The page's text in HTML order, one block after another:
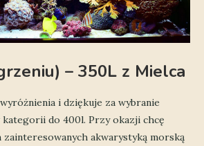
– 350L z Mielca
i dziękuje za wybranie
do 400l. Przy okazji chcę
zainteresowanych akwarystyką morską